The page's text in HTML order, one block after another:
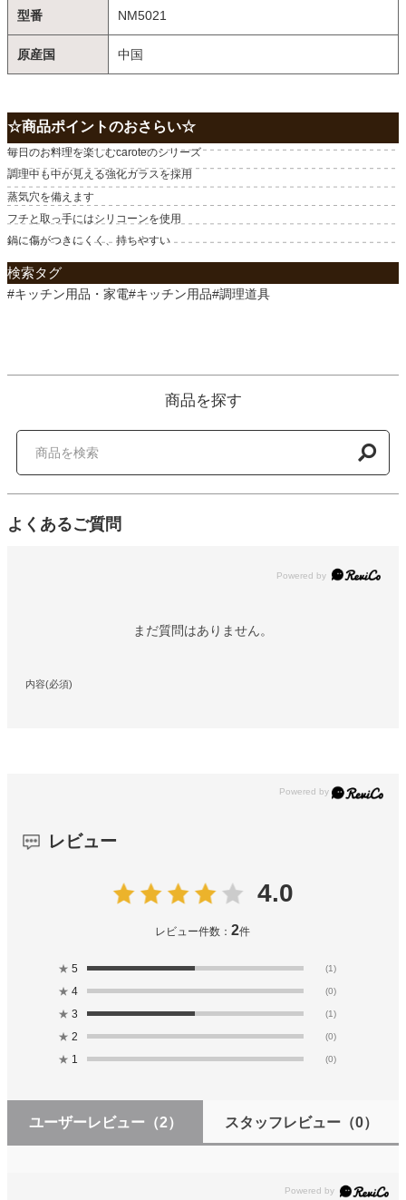
型番 NM5021
原産国 中国
☆商品ポイントのおさらい☆
毎日のお料理を楽しむcaroteのシリーズ
調理中も中が見える強化ガラスを採用
蒸気穴を備えます
フチと取っ手にはシリコーンを使用
鍋に傷がつきにくく、持ちやすい
検索タグ
#キッチン用品・家電#キッチン用品#調理道具
商品を探す
よくあるご質問
Powered by
まだ質問はありません。
内容(必須)
レビュー
4.0
レビュー件数：2件
★ 5 (1)
★ 4 (0)
★ 3 (1)
★ 2 (0)
★ 1 (0)
ユーザーレビュー （2） スタッフレビュー（0）